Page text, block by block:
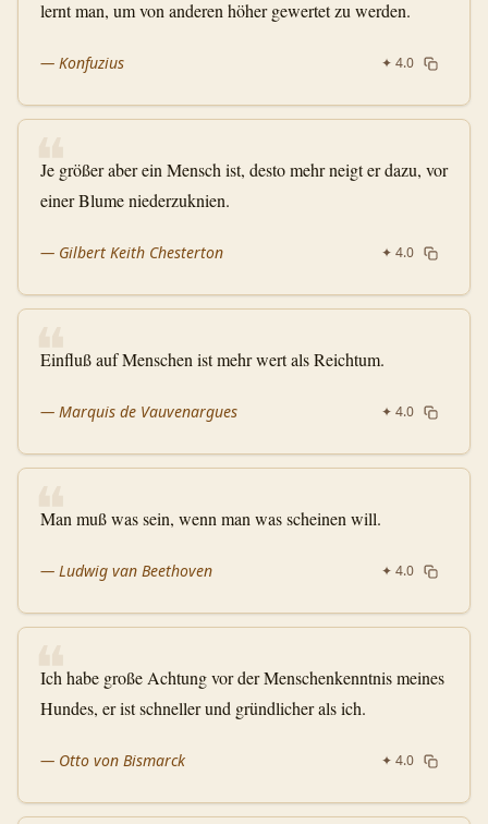
lernt man, um von anderen höher gewertet zu werden.
— Konfuzius ✦ 4.0
❝
Je größer aber ein Mensch ist, desto mehr neigt er dazu, vor
einer Blume niederzuknien.
— Gilbert Keith Chesterton ✦ 4.0
❝
Einfluß auf Menschen ist mehr wert als Reichtum.
— Marquis de Vauvenargues ✦ 4.0
❝
Man muß was sein, wenn man was scheinen will.
— Ludwig van Beethoven ✦ 4.0
❝
Ich habe große Achtung vor der Menschenkenntnis meines
Hundes, er ist schneller und gründlicher als ich.
— Otto von Bismarck ✦ 4.0